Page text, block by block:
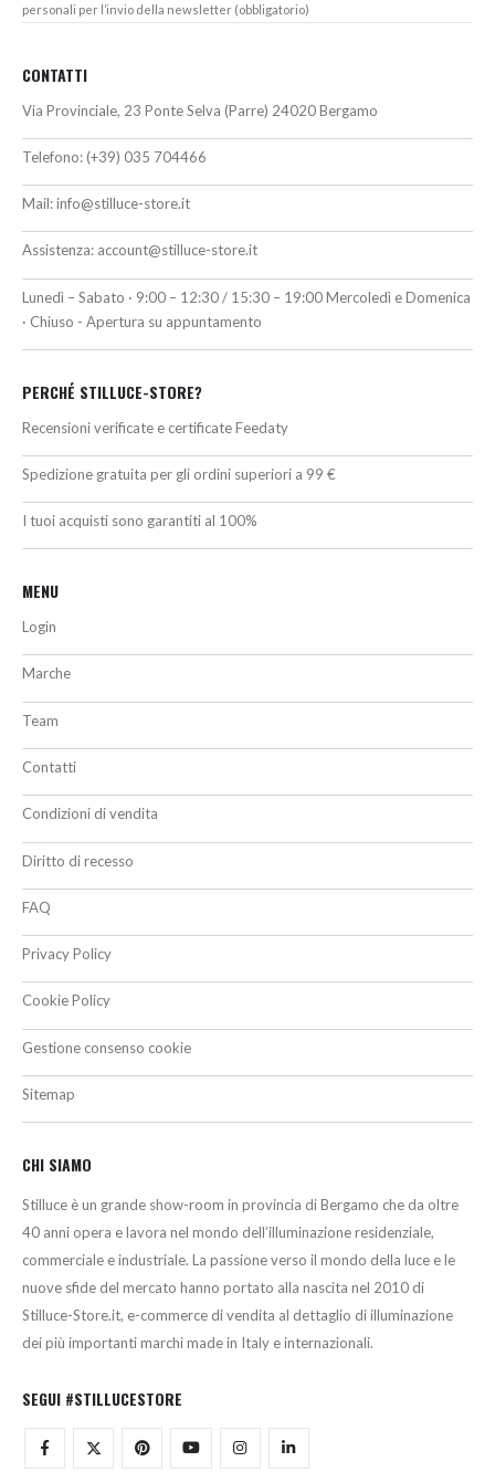
personali per l’invio della newsletter (obbligatorio)
CONTATTI
Via Provinciale, 23 Ponte Selva (Parre) 24020 Bergamo
Telefono: (+39) 035 704466
Mail:info@stilluce-store.it
Assistenza: account@stilluce-store.it
Lunedì – Sabato · 9:00 – 12:30 / 15:30 – 19:00 Mercoledì e Domenica
· Chiuso - Apertura su appuntamento
PERCHÉ STILLUCE-STORE?
Recensioni verificate e certificate Feedaty
Spedizione gratuita per gli ordini superiori a 99 €
I tuoi acquisti sono garantiti al 100%
MENU
Login
Marche
Team
Contatti
Condizioni di vendita
Diritto di recesso
FAQ
Privacy Policy
Cookie Policy
Gestione consenso cookie
Sitemap
CHI SIAMO
Stilluce è un grande show-room in provincia di Bergamo che da oltre
40 anni opera e lavora nel mondo dell’illuminazione residenziale,
commerciale e industriale. La passione verso il mondo della luce e le
nuove sfide del mercato hanno portato alla nascita nel 2010 di
Stilluce-Store.it, e-commerce di vendita al dettaglio di illuminazione
dei più importanti marchi made in Italy e internazionali.
SEGUI #STILLUCESTORE